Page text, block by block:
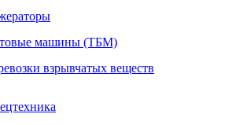
машины (ТБМ)
взрывчатых веществ